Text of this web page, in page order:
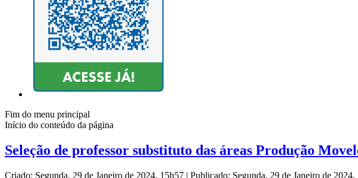
Fim do menu principal
Início do conteúdo da página
Seleção de professor substituto das áreas Produção
Criado: Segunda, 29 de Janeiro de 2024, 15h57 | Publicado: Segunda, 29 de Janeiro de 2024,